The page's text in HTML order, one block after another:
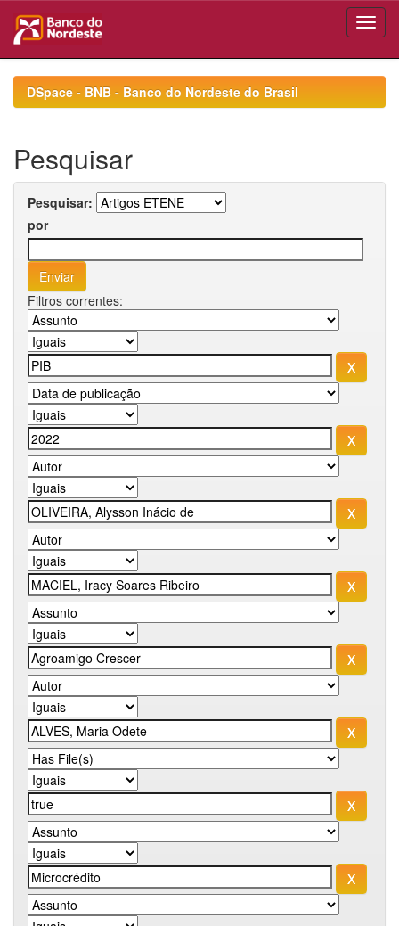
navigationDSpace - BNB - Banco do Nordeste do Brasil
Pesquisar
Pesquisar:
por
Filtros correntes: